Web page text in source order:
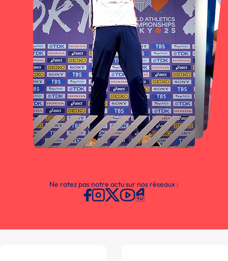
Ne ratez pas notre actu sur nos réseaux :